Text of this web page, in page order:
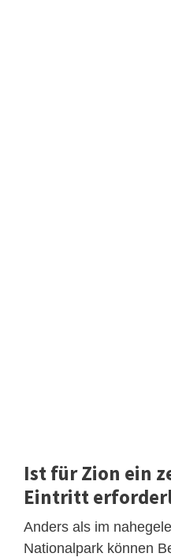
Ist für Zion ein
Eintritt
Anders als im
Nationalpark können